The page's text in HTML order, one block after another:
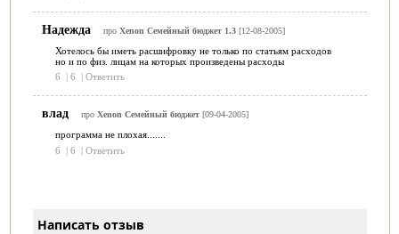
Надежда про Xenon Семейный бюджет 1.3[12-08-2005]
Хотелось бы иметь расшифровку не только по статьям расходов
но и по физ. лицам на которых произведены расходы
6
| 6 | Ответить
влад про Xenon Семейный бюджет [09-04-2005]
программа не плохая.......
6
| 6 | Ответить
Написать отзыв